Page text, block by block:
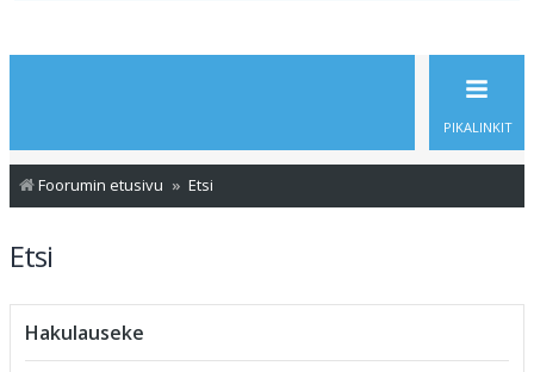
PIKALINKIT
Foorumin etusivu Etsi
Etsi
Hakulauseke